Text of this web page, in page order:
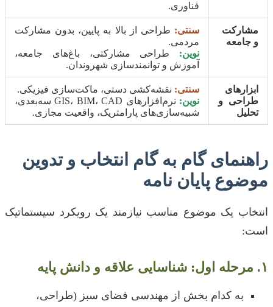
فناوری.
مشارکت
و جامعه
سنتی: طراحی از بالا به پایین، بدون مشارکت
مردمی.
نوین: طراحی مشارکتی، باغ‌های جامعه،
آموزش و توانمندسازی شهروندان.
ابزارهای
طراحی و
تحلیل
سنتی: نقشه‌کشی دستی، ماکت‌سازی فیزیکی.
نوین:
نرم‌افزارهای GIS، BIM، CAD سه‌بعدی،
شبیه‌سازی‌های پارامتریک، واقعیت مجازی.
راهنمای گام به گام انتخاب و تدوین
موضوع پایان نامه
انتخاب یک موضوع مناسب نیازمند یک رویکرد سیستماتیک
است:
۱. مرحله اول: شناسایی علاقه و دانش پایه
به کدام بخش از مهندسی فضای سبز (طراحی،